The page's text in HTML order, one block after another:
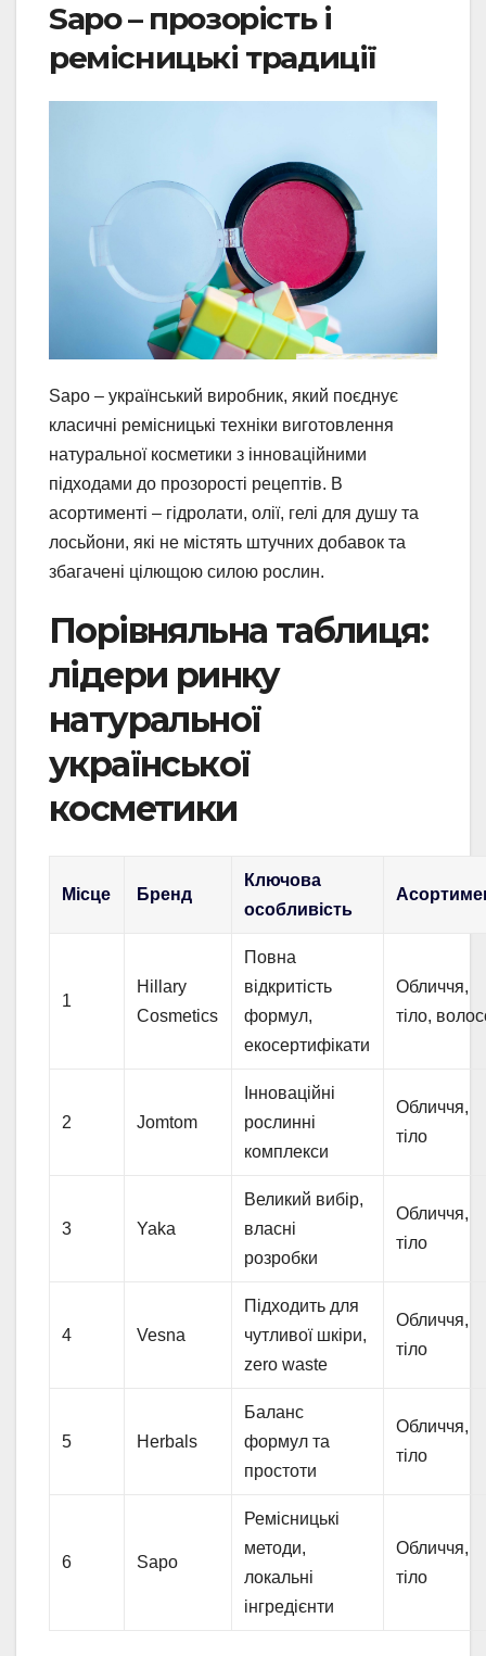
Sapo – прозорість і
ремісницькі традиції
Sapo – український виробник, який поєднує
класичні ремісницькі техніки виготовлення
натуральної косметики з інноваційними
підходами до прозорості рецептів. В
асортименті – гідролати, олії, гелі для душу та
лосьйони, які не містять штучних добавок та
збагачені цілющою силою рослин.
Порівняльна таблиця:
лідери ринку
натуральної
української
косметики
Місце Бренд
Ключова
особливість
1
Hillary
Cosmetics
Повна
відкритість
формул,
екосертифікати
Обличчя,
тіло,
2 Jomtom
Інноваційні
рослинні
комплекси
Обличчя,
тіло
3 Yaka
Великий вибір,
власні
розробки
Обличчя,
тіло
4 Vesna
Підходить для
чутливої шкіри,
zero waste
Обличчя,
тіло
5 Herbals
Баланс
формул та
простоти
Обличчя,
тіло
6 Sapo
Ремісницькі
методи,
локальні
інгредієнти
Обличчя,
тіло